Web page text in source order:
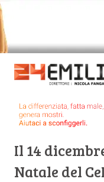
Il 14
Natale del